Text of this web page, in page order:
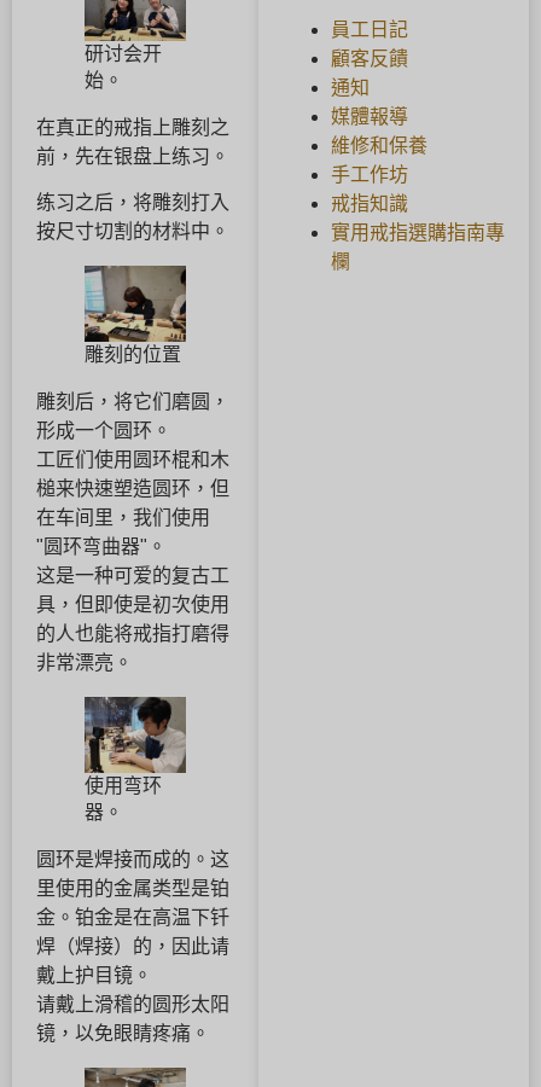
研讨会开
始。
在真正的戒指上雕刻之
前，先在银盘上练习。
练习之后，将雕刻打入
按尺寸切割的材料中。
雕刻的位置
雕刻后，将它们磨圆，
形成一个圆环。
工匠们使用圆环棍和木
槌来快速塑造圆环，但
在车间里，我们使用
"圆环弯曲器"。
这是一种可爱的复古工
具，但即使是初次使用
的人也能将戒指打磨得
非常漂亮。
使用弯环
器。
圆环是焊接而成的。这
里使用的金属类型是铂
金。铂金是在高温下钎
焊（焊接）的，因此请
戴上护目镜。
请戴上滑稽的圆形太阳
镜，以免眼睛疼痛。
員工日記
顧客反饋
通知
媒體報導
維修和保養
手工作坊
戒指知識
實用戒指選購指南專
欄